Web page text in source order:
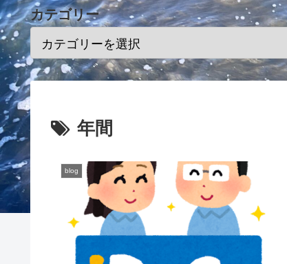
カテゴリー
年間
blog